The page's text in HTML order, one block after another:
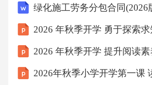
“矿物质”)。（2）桃花盐食用后不
大症，说明其中可能含有的元素是
_。（3）常温下该盐泉卤水中NaCl
“饱和”或“不饱和”)溶液。(该温度下
绿化施工劳务分包合同(2026